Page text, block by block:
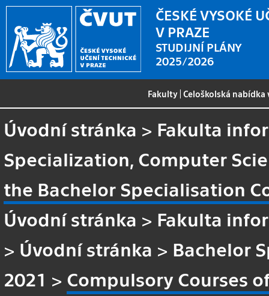
ČESKÉ VYSOKÉ
V PRAZE
STUDIJNÍ PLÁNY
2025/2026
Fakulty |Celoškolská
Úvodní stránka > Fakulta
Specialization, Computer
the Bachelor Specialisation
Úvodní stránka > Fakulta
> Úvodní stránka > Bachelor
2021 > Compulsory Courses